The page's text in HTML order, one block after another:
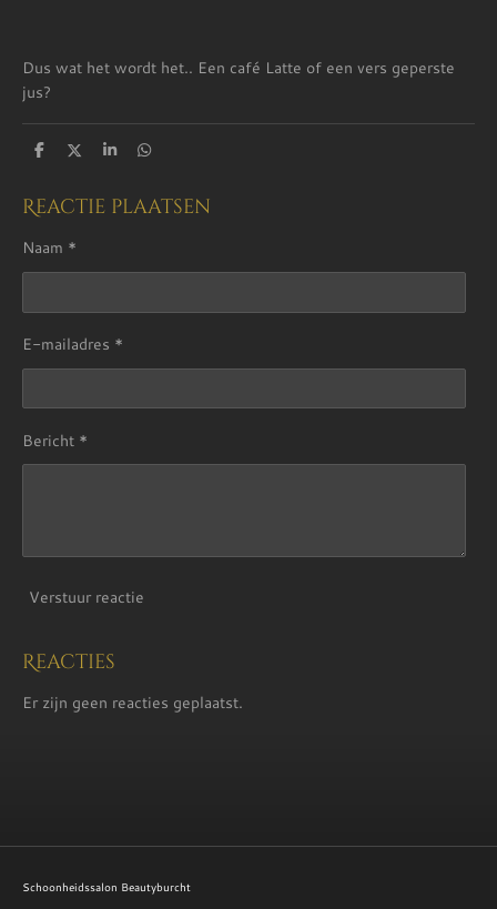
Dus wat het wordt het.. Een café Latte of een vers geperste
jus?
D
e
n
D
l
S
r
e
D
e
n
Reactie plaatsen
Naam *
E-mailadres *
Bericht *
Verstuur reactie
Reacties
Er zijn geen reacties geplaatst.
Schoonheidssalon Beautyburcht